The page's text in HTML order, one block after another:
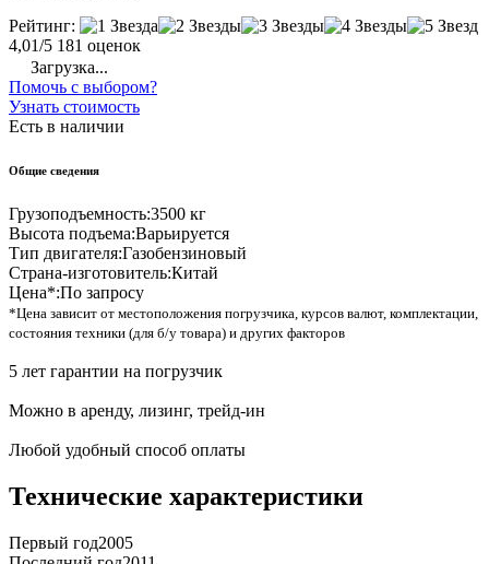
Рейтинг:
4,01/5 181 оценок
Загрузка...
Помочь с выбором?
Узнать стоимость
Есть в наличии
Общие сведения
Грузоподъемность:3500 кг
Высота подъема:Варьируется
Тип двигателя:Газобензиновый
Страна-изготовитель:Китай
Цена*:По запросу
*Цена зависит от местоположения погрузчика, курсов валют, комплектации,
состояния техники (для б/у товара) и других факторов
5 лет гарантии на погрузчик
Можно в аренду, лизинг, трейд-ин
Любой удобный способ оплаты
Технические характеристики
Первый год2005